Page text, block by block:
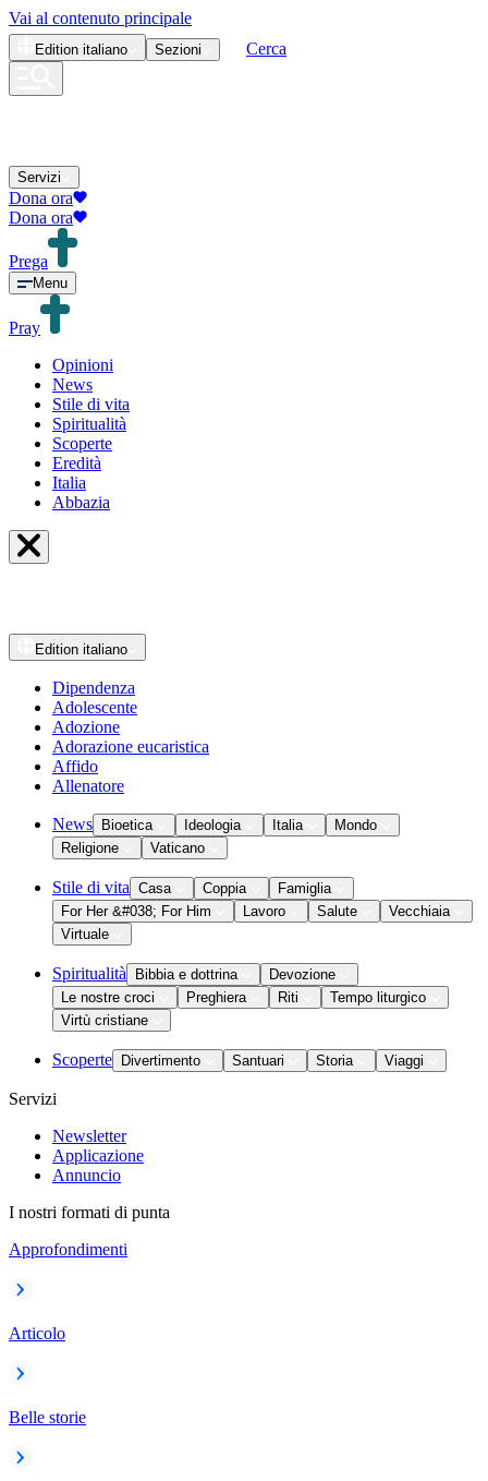
Vai al contenuto principale
Edition italiano Sezioni Cerca
Servizi
Dona ora
Dona ora
Prega
Menu
Pray
Opinioni
News
Stile di vita
Spiritualità
Scoperte
Eredità
Italia
Abbazia
Edition italiano
Dipendenza
Adolescente
Adozione
Adorazione eucaristica
Affido
Allenatore
News Bioetica Ideologia Italia
Mondo
Religione
Vaticano
Stile di vita Casa Coppia
Famiglia
For Her &#038; For Him
Lavoro Salute
Vecchiaia
Virtuale
Spiritualità Bibbia e dottrina
Devozione
Le nostre croci
Preghiera Riti
Tempo liturgico
Virtù cristiane
Scoperte Divertimento Santuari Storia Viaggi
Servizi
Newsletter
Applicazione
Annuncio
I nostri formati di punta
Approfondimenti
Articolo
Belle storie